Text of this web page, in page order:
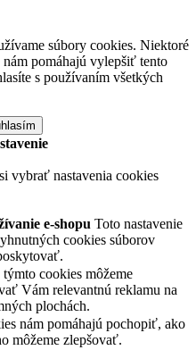
súbory cookies. Niektoré
pomáhajú vylepšiť tento
s používaním všetkých
vybrať nastavenia cookies
e-shopu Toto nastavenie
cookies súborov
cookies môžeme
Vám relevantnú reklamu na
plochách.
nám pomáhajú pochopiť, ako
môžeme zlepšovať.